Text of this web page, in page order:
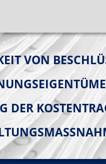
VON
DER